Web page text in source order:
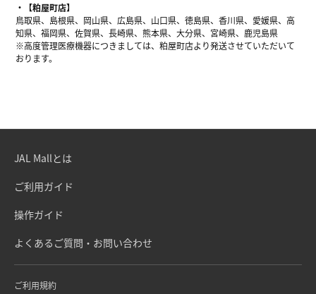
【粕屋町店】
鳥取県、島根県、岡山県、広島県、山口県、徳島県、香川県、愛媛県、高
知県、福岡県、佐賀県、長崎県、熊本県、大分県、宮崎県、鹿児島県
※高度管理医療機器につきましては、粕屋町店より発送させていただいて
おります。
JAL Mallとは
ご利用ガイド
操作ガイド
よくあるご質問・お問い合わせ
ご利用規約